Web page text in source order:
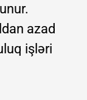
azad
işləri